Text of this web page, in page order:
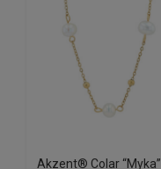
Akzent® Colar “Myka”